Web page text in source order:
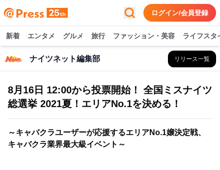
ログイン/会員登録
新着 エンタメ グルメ 旅行 ファッション・美容 ライフスタ
ナイツネット編集部 リリース一覧
8月16日 12:00から投票開始！ 全国ミスナイツ
総選挙 2021夏！エリアNo.1を決める！
～キャバクラユーザーが応援するエリアNo.1嬢決定戦、
キャバクラ業界最大級イベント～